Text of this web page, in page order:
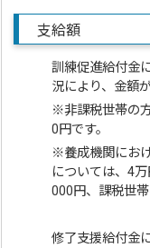
支給額
訓練促進給付金
況により、金額
※非課税世帯の
0円です。
※養成機関にお
については、4
000円、課税世
修了支援給付金